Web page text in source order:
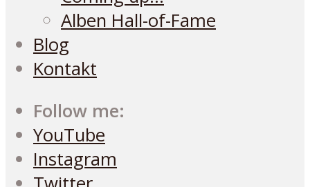
Alben Hall-of-Fame
Blog
Kontakt
Follow me:
YouTube
Instagram